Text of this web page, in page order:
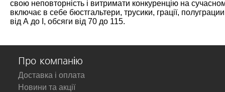
свою неповторність і витримати конкуренцію на
включає в себе бюстгальтери, трусики, грації,
від А до I, обсяги від 70 до 115.
Про компанію
Доставка і оплата
Новини та акції